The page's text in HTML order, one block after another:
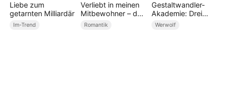
Liebe zum
getarnten Milliardär
Im-Trend
Verliebt in meinen
Mitbewohner – der
Sohn des
Romantik
Gestaltwandler-
Akademie: Drei
Alphas zähmen
Werwolf